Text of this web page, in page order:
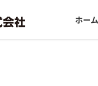
ホーム